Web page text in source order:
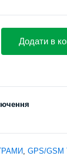
Додати в
,GPS/